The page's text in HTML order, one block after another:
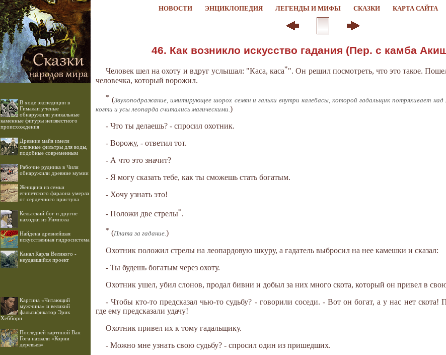
НОВОСТИ ЭНЦИКЛОПЕДИЯ ЛЕГЕНДЫ И МИФЫ СКАЗКИ КАРТА САЙТА
В ходе экспедиции в
Гималаи ученые
обнаружили уникальные
каменные фигуры неизвестного
происхождения
Древние майя имели
сложные фильтры для воды,
подобные современным
Рабочие рудника в Чили
обнаружили древние мумии
Женщина из семьи
египетского фараона умерла
от сердечного приступа
Кельтский бог и другие
находки из Уимпола
Найдена древнейшая
искусственная гидросистема
Канал Карла Великого -
неудавшийся проект
Картина «Читающий
мужчина» и великий
фальсификатор Эрик
Хебборн
Последней картиной Ван
Гога назвали «Корни
деревьев»
46. Как возникло искусство гадания (Пер. с камба
Человек шел на охоту и вдруг услышал: "Каса, каса*". Он решил посмотреть, что это такое.
человечка, который ворожил.
* (Звукоподражание, имитирующее шорох семян и гальки внутри калебасы, которой гадальщик потряхивает
когти и усы леопарда считались магическими.)
- Что ты делаешь? - спросил охотник.
- Ворожу, - ответил тот.
- А что это значит?
- Я могу сказать тебе, как ты сможешь стать богатым.
- Хочу узнать это!
- Положи две стрелы*.
* (Плата за гадание.)
Охотник положил стрелы на леопардовую шкуру, а гадатель выбросил на нее камешки и сказал:
- Ты будешь богатым через охоту.
Охотник ушел, убил слонов, продал бивни и добыл за них много скота, который он привел в
- Чтобы кто-то предсказал чью-то судьбу? - говорили соседи. - Вот он богат, а у нас нет скота!
где ему предсказали удачу!
Охотник привел их к тому гадальщику.
- Можно мне узнать свою судьбу? - спросил один из пришедших.